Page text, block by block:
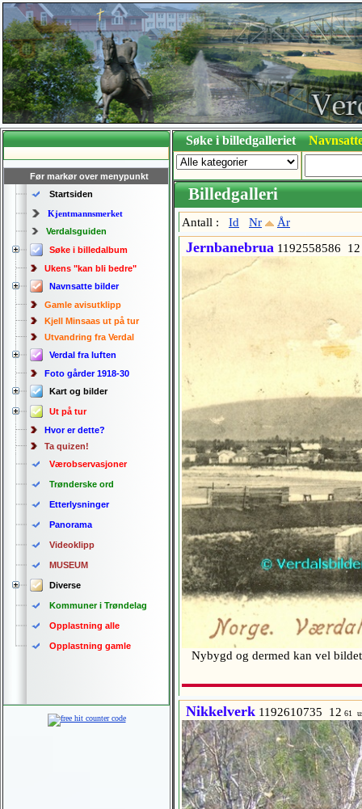
Før markør over menypunkt
Startsiden
Kjentmannsmerket
Verdalsguiden
Søke i billedalbum
Ukens "kan bli bedre"
Navnsatte bilder
Gamle avisutklipp
Kjell Minsaas ut på tur
Utvandring fra Verdal
Verdal fra luften
Foto gårder 1918-30
Kart og bilder
Ut på tur
Hvor er dette?
Ta quizen!
Værobservasjoner
Trønderske ord
Etterlysninger
Panorama
Videoklipp
MUSEUM
Diverse
Kommuner i Trøndelag
Opplastning alle
Opplastning gamle
Søke i billedgalleriet
Billedgalleri
Antall : Id Nr År
Jernbanebrua 1192558586 12
Nybygd og dermed kan vel
Nikkelverk 1192610735 12 61